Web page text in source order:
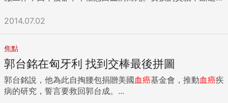
認為，這家工廠就是一手支撐起韓國經濟命脈的三星
用，卻不承認三星應當負起責任。華盛頓郵報The
Washington Post從去年開始追蹤三星處理員工罹癌事件之後
續發展，國際主流媒體的涉入迫使三星無從逃避，三星電子副
總裁權五鉉上個月終於道歉，願意給予賠償。 三星在生產製造
與品牌經營上的卓越表現不僅晉身世界前五大科技企業，同時
2014.07.02
焦點
郭台銘在匈牙利 找到交棒最後拼圖
郭台銘說，他為此自掏腰包捐贈美國血癌基金會，推動血癌疾
病的研究，誓言要救回郭台成。...